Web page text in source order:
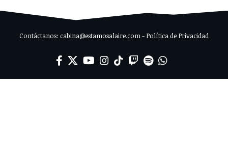
Contáctanos: cabina@estamosalaire.com - Política de Privacidad